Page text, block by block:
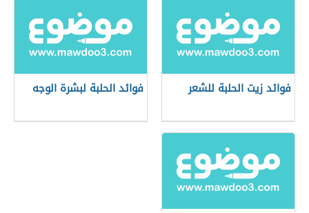
فوائد زيت الحلبة للشعر فوائد الحلبة لبشرة الوجه